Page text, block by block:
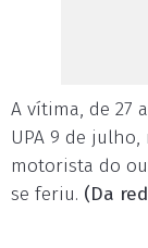
A vítima, de 27
UPA 9 de
motorista do
se feriu. (Da